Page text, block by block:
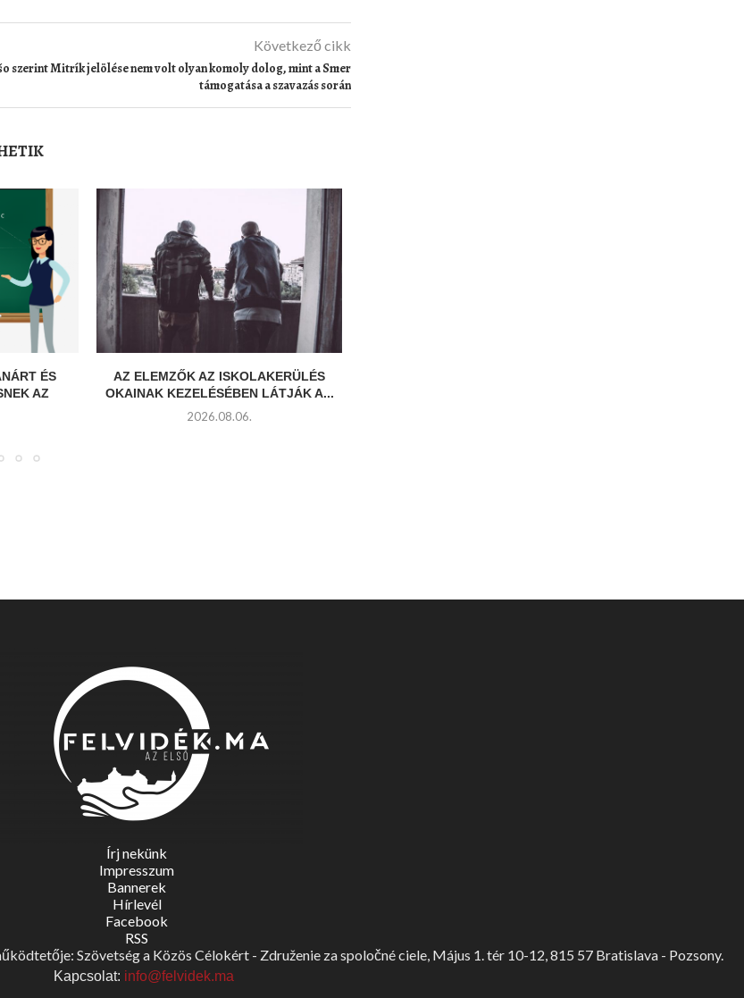
Következő cikk
szerint Mitrík jelölése nem volt olyan komoly dolog, mint a Smer
támogatása a szavazás során
ÉS
AZ
AZ ELEMZŐK AZ ISKOLAKERÜLÉS
OKAINAK KEZELÉSÉBEN LÁTJÁK A...
2026.08.06.
Írj nekünk
Impresszum
Bannerek
Hírlevél
Facebook
RSS
Szövetség a Közös Célokért - Združenie za spoločné ciele, Május 1. tér 10-12, 815 57 Bratislava - Pozsony.
Kapcsolat: info@felvidek.ma